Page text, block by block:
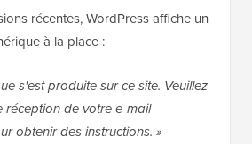
récentes, WordPress affiche un
à la place :
s'est produite sur ce site. Veuillez
réception de votre e-mail
obtenir des instructions. »